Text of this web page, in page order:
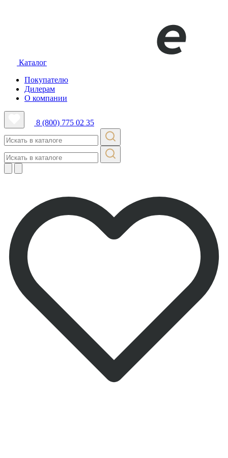
Каталог
Покупателю
Дилерам
О компании
8 (800) 775 02 35